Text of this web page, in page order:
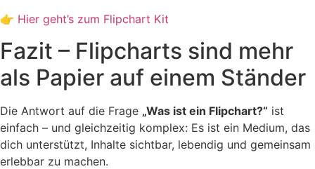
👉 Hier geht’s zum Flipchart Kit
Fazit – Flipcharts sind mehr
als Papier auf einem Ständer
Die Antwort auf die Frage „Was ist ein Flipchart?“ ist
einfach – und gleichzeitig komplex: Es ist ein Medium, das
dich unterstützt, Inhalte sichtbar, lebendig und gemeinsam
erlebbar zu machen.